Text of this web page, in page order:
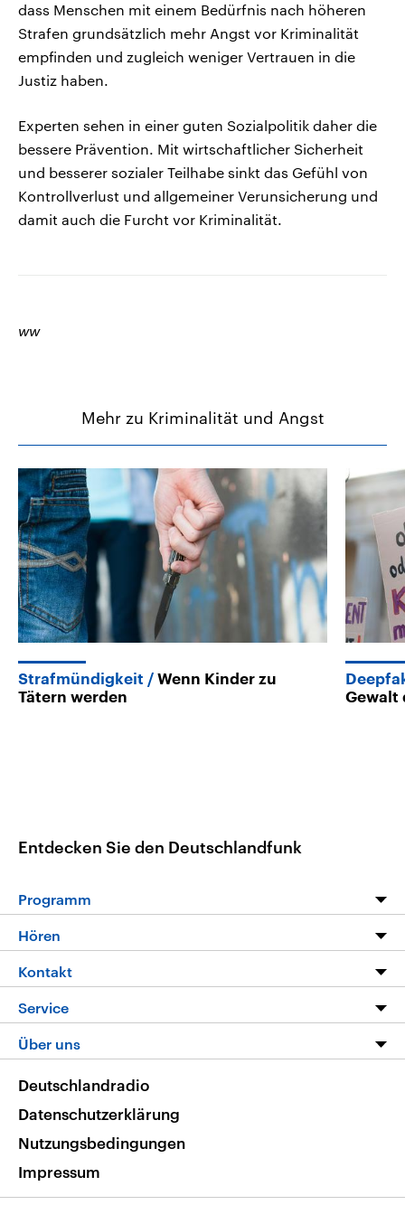
dass Menschen mit einem Bedürfnis nach höheren
Strafen grundsätzlich mehr Angst vor Kriminalität
empfinden und zugleich weniger Vertrauen in die
Justiz haben.
Experten sehen in einer guten Sozialpolitik daher die
bessere Prävention. Mit wirtschaftlicher Sicherheit
und besserer sozialer Teilhabe sinkt das Gefühl von
Kontrollverlust und allgemeiner Verunsicherung und
damit auch die Furcht vor Kriminalität.
ww
Mehr zu Kriminalität und Angst
Strafmündigkeit
Wenn Kinder zu
Tätern werden
Gewalt
Entdecken Sie den Deutschlandfunk
Programm
Programm
Die Nachrichten
Nachrichtenleicht
Neue Beiträge auf dlf.de
Hören
Livestream
Podcasts
Deutschlandfunk App
Nachrichten App
Frequenzen
Kontakt
Hörerservice
Service
FAQ
Veranstaltungen
Musikliste
RSS
Über uns
Deutschlandradio
Datenschutzerklärung
Nutzungsbedingungen
Impressum